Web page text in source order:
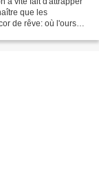
que les
de rêve: où l'ours